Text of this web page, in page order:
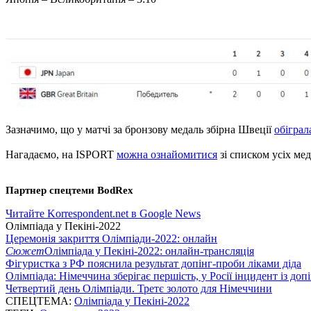
Зазначимо, що у матчі за бронзову медаль збірна Швеції
Нагадаємо, на ISPORT можна ознайомитися зі списком усіх
Партнер спецтеми BodRex
Читайте Korrespondent.net в Google News
Олімпіада у Пекіні-2022
Церемонія закриття Олімпіади-2022: онлайн
СюжетОлімпіада у Пекіні-2022: онлайн-трансляція
Фігуристка з РФ пояснила результат допінг-проби ліками діда
Олімпіада: Німеччина зберігає першість, у Росії інцидент із
Четвертий день Олімпіади. Третє золото для Німеччини
СПЕЦТЕМА: Олімпіада у Пекіні-2022